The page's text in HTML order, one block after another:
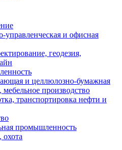
управленческая и офисная
геодезия,
и целлюлозно-бумажная
производство
транспортировка нефти и
промышленность
охота